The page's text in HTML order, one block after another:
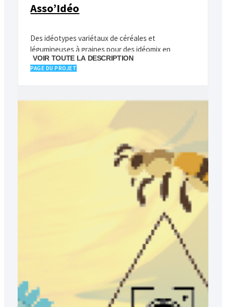
Asso’Idéo
Des idéotypes variétaux de céréales et
légumineuses à graines pour des idéomix en
association
VOIR TOUTE LA DESCRIPTION
PAGE DU PROJET